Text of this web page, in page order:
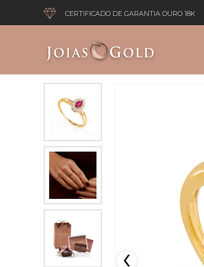
CERTIFICADO DE GARANTIA OURO 18K